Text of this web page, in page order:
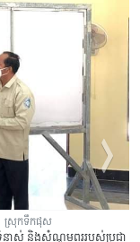
ស្រុកទឹកផុស
ទំនាស់ និងសំណូមពររបស់ប្រជា